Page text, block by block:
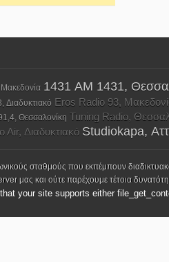
1431 AM 1431,
Διαδυκτιακό Eros Radio 93,
Θεσσαλονίκη Tuning Radio,
Air, Διαδυκτιακό Studiokapa,
σταθμούς που εκπέμπουν
μας και ούτε παρέχουμε τέτοια
your site supports either